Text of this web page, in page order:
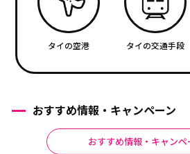
タイの空港 タイの交通手段
おすすめ情報・キャンペーン
おすすめ情報・キャンペ